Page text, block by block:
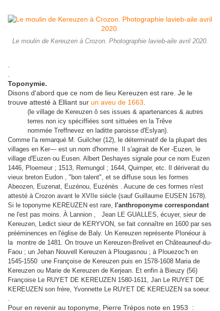
Le moulin de Kereuzen à Crozon. Photographie lavieb-aile avril 2020.
Toponymie.
Disons d'abord que ce nom de lieu Kereuzen est rare. Je le
trouve attesté à Elliant sur un aveu de 1663
(le village de Kereuzen ô ses issues & apartenances & autres
terres non icy spéciffiées sont sittuées en la Trêve
nommée Treffnevez en laditte paroisse d'Eslyan).
Comme l'a remarqué M. Guilcher (12), le déterminatif de la plupart des
villages en Ker— est un nom d'homme. Il s'agirait de Ker -Euzen, le
village d'Euzen ou Eusen. Albert Deshayes signale pour ce nom Euzen
1446, Ploemeur ; 1513, Remungol ; 1644, Quimper, etc. Il dériverait du
vieux breton Eudon , "bon talent", et se diffuse sous les formes
Abeozen, Euzenat, Euzénou, Euzénès . Aucune de ces formes n'est
attesté à Crozon avant le XVIIe siècle (sauf Guillaume EUSEN 1678).
Si le toponyme KEREUZEN est rare, l'anthroponyme correspondant
ne l'est pas moins. À Lannion , Jean LE GUALLES, écuyer, sieur de
Kereuzen, Ledict sieur de KERYVON, se fait connaître en 1600 par ses
prééminences en l'église de Baly. Un Kereuzen représente Plonéour à
la montre de 1481. On trouve un Kereuzen-Brelivet en Châteauneuf-du-
Faou ; un Jehan Nouvell Kereuzen à Plougasnou ; à Plouezoc'h en
1545-1550 une Françoise de Kereuzen puis en 1578-1608 Maria de
Kereuzen ou Marie de Kereuzen de Kerjean. Et enfin à Bieuzy (56)
Françoise Le RUYET DE KEREUZEN 1580-1611, Jan Le RUYET DE
KEREUZEN son frère, Yvonnette Le RUYET DE KEREUZEN sa soeur.
Pour en revenir au toponyme, Pierre Trépos note en 1953 :